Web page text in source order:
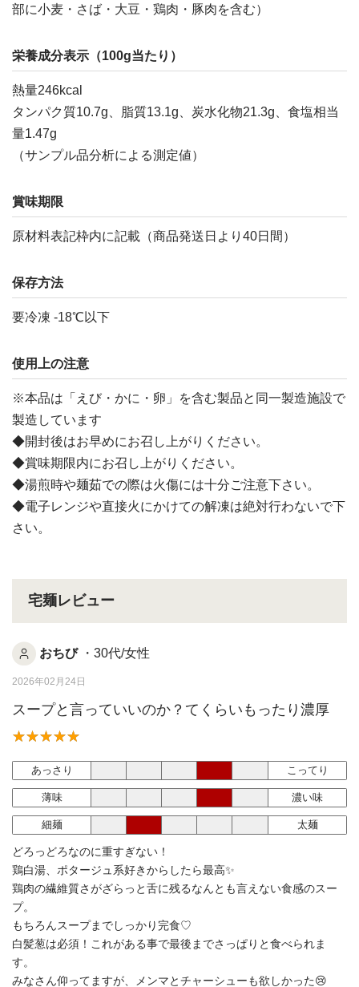
部に小麦・さば・大豆・鶏肉・豚肉を含む）
栄養成分表示（100g当たり）
熱量246kcal
タンパク質10.7g、脂質13.1g、炭水化物21.3g、食塩相当
量1.47g
（サンプル品分析による測定値）
賞味期限
原材料表記枠内に記載（商品発送日より40日間）
保存方法
要冷凍 -18℃以下
使用上の注意
※本品は「えび・かに・卵」を含む製品と同一製造施設で
製造しています
◆開封後はお早めにお召し上がりください。
◆賞味期限内にお召し上がりください。
◆湯煎時や麺茹での際は火傷には十分ご注意下さい。
◆電子レンジや直接火にかけての解凍は絶対行わないで下
さい。
宅麺レビュー
おちび ・30代/女性
2026年02月24日
スープと言っていいのか？てくらいもったり濃厚
あっさり こってり
薄味 濃い味
細麺 太麺
どろっどろなのに重すぎない！
鶏白湯、ポタージュ系好きからしたら最高✨
鶏肉の繊維質さがざらっと舌に残るなんとも言えない食感のスー
プ。
もちろんスープまでしっかり完食♡
白髪葱は必須！これがある事で最後までさっぱりと食べられま
す。
みなさん仰ってますが、メンマとチャーシューも欲しかった😢